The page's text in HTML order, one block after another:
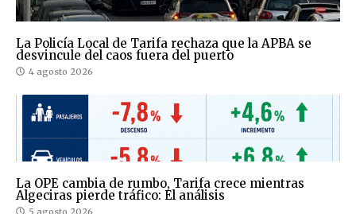
La Policía Local de Tarifa rechaza que la APBA se
desvincule del caos fuera del puerto
4 agosto 2026
La OPE cambia de rumbo, Tarifa crece mientras
Algeciras pierde tráfico: El análisis
5 agosto 2026